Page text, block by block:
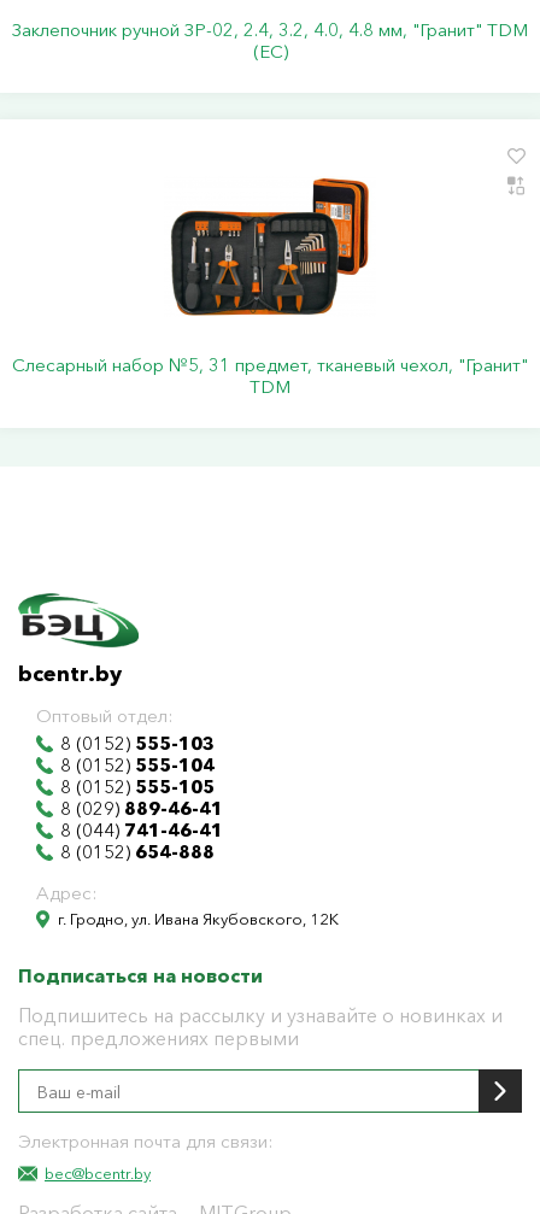
Заклепочник ручной ЗР-02, 2.4, 3.2, 4.0, 4.8 мм, "Гранит" TDM
(ЕС)
Слесарный набор №5, 31 предмет, тканевый чехол, "Гранит"
TDM
bcentr.by
Оптовый отдел:
8 (0152) 555-103
8 (0152) 555-104
8 (0152) 555-105
8 (029) 889-46-41
8 (044) 741-46-41
8 (0152) 654-888
Адрес:
г. Гродно, ул. Ивана Якубовского, 12К
Подписаться на новости
Подпишитесь на рассылку и узнавайте о новинках и
спец. предложениях первыми
Электронная почта для связи:
bec@bcentr.by